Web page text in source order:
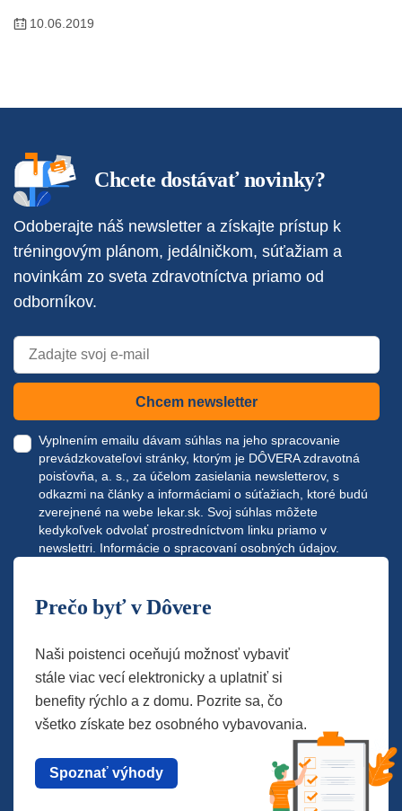
10.06.2019
Chcete dostávať novinky?
Odoberajte náš newsletter a získajte prístup k
tréningovým plánom, jedálničkom, súťažiam a
novinkám zo sveta zdravotníctva priamo od
odborníkov.
Chcem newsletter
Vyplnením emailu dávam súhlas na jeho spracovanie
prevádzkovateľovi stránky, ktorým je DÔVERA zdravotná
poisťovňa, a. s., za účelom zasielania newsletterov, s
odkazmi na články a informáciami o súťažiach, ktoré budú
zverejnené na webe lekar.sk . Svoj súhlas môžete
kedykoľvek odvolať prostredníctvom linku priamo v
newslettri. Informácie o spracovaní osobných údajov.
Prečo byť v Dôvere
Naši poistenci oceňujú možnosť vybaviť
stále viac vecí elektronicky a uplatniť si
benefity rýchlo a z domu. Pozrite sa, čo
všetko získate bez osobného vybavovania.
Spoznať výhody